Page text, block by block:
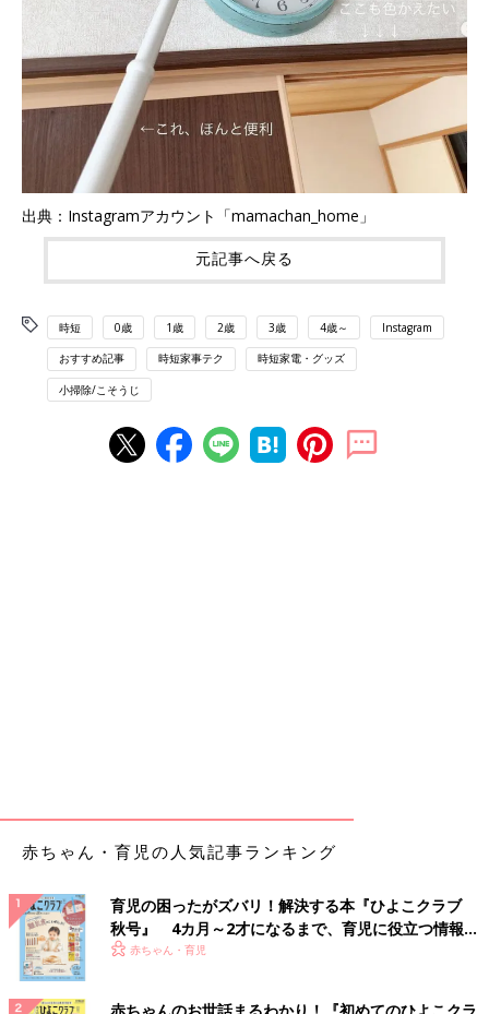
出典：Instagramアカウント「mamachan_home」
元記事へ戻る
時短 0歳 1歳 2歳 3歳 4歳～ Instagram
おすすめ記事 時短家事テク 時短家電・グッズ
小掃除/こそうじ
赤ちゃん・育児の人気記事ランキング
育児の困ったがズバリ！解決する本『ひよこクラブ
秋号』 4カ月～2才になるまで、育児に役立つ情報が
いっぱい！
赤ちゃん・育児